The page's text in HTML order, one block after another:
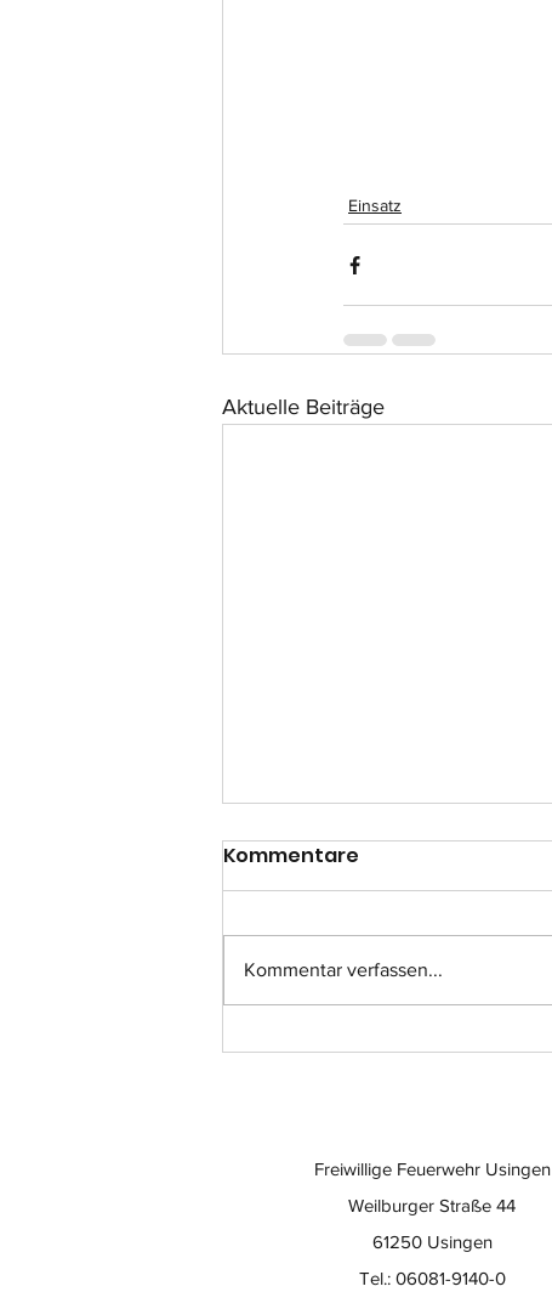
Einsatz
Aktuelle Beiträge
Einsatz-Nr.: 057
Kommentare
Kommentar verfassen...
Freiwillige Feuerwehr Usingen
Weilburger Straße 44
61250 Usingen
Tel.: 06081-9140-0